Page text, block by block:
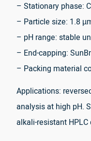
– Stationary phase:
– Particle size: 1.8
– pH range: stable
– End-capping:
– Packing material
Applications:
analysis at high pH.
alkali-resistant